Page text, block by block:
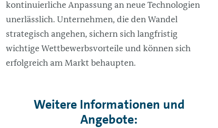
kontinuierliche Anpassung an neue Technologien
unerlässlich. Unternehmen, die den Wandel
strategisch angehen, sichern sich langfristig
wichtige Wettbewerbsvorteile und können sich
erfolgreich am Markt behaupten.
Weitere Informationen und
Angebote: